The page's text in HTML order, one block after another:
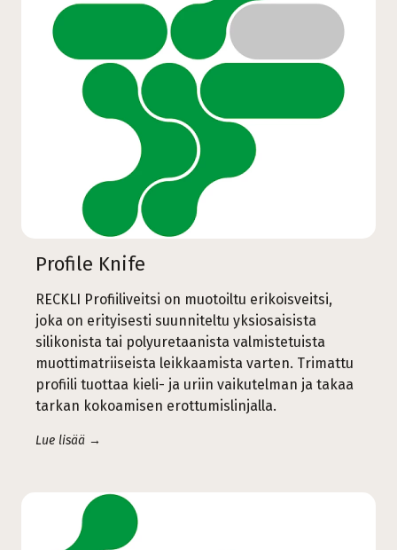
Profile Knife
RECKLI Profiiliveitsi on muotoiltu erikoisveitsi,
joka on erityisesti suunniteltu yksiosaisista
silikonista tai polyuretaanista valmistetuista
muottimatriiseista leikkaamista varten. Trimattu
profiili tuottaa kieli- ja uriin vaikutelman ja takaa
tarkan kokoamisen erottumislinjalla.
Lue lisää →